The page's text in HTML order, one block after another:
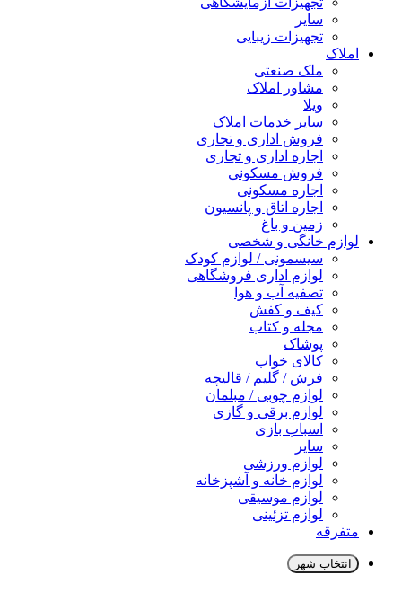
سایر
تجهیزات زیبایی
املاک
ملک صنعتی
مشاور املاک
ویلا
سایر خدمات املاک
فروش اداری و تجاری
اجاره اداری و تجاری
فروش مسکونی
اجاره مسکونی
اجاره اتاق و پانسیون
زمین و باغ
لوازم خانگی و شخصی
سیسمونی / لوازم کودک
لوازم اداری فروشگاهی
تصفیه آب و هوا
کیف و کفش
مجله و کتاب
پوشاک
کالای خواب
فرش / گلیم / قالیچه
لوازم چوبی / مبلمان
لوازم برقی و گازی
اسباب بازی
سایر
لوازم ورزشی
لوازم خانه و آشپزخانه
لوازم موسیقی
لوازم تزئینی
متفرقه
انتخاب شهر